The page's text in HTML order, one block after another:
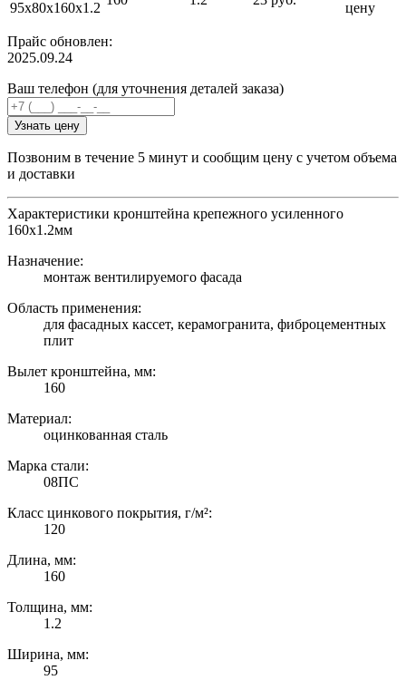
95х80х160х1.2 цену
Прайс обновлен:
2025.09.24
Ваш телефон (для уточнения деталей заказа)
Узнать цену
Позвоним в течение 5 минут и сообщим цену с учетом объема
и доставки
Характеристики кронштейна крепежного усиленного
160х1.2мм
Назначение:
монтаж вентилируемого фасада
Область применения:
для фасадных кассет, керамогранита, фиброцементных
плит
Вылет кронштейна, мм:
160
Материал:
оцинкованная сталь
Марка стали:
08ПС
Класс цинкового покрытия, г/м²:
120
Длина, мм:
160
Толщина, мм:
1.2
Ширина, мм:
95